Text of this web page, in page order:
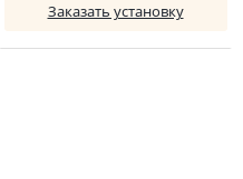
Заказать установку